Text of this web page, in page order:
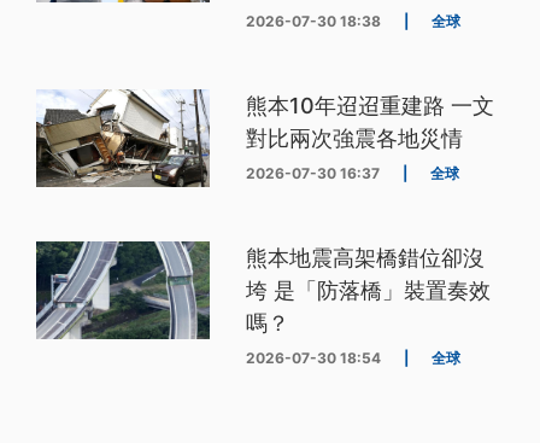
2026-07-30 18:38 全球
熊本10年迢迢重建路 一文
對比兩次強震各地災情
2026-07-30 16:37 全球
熊本地震高架橋錯位卻沒
垮 是「防落橋」裝置奏效
嗎？
2026-07-30 18:54 全球